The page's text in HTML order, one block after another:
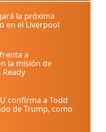
la próxima
en el Liverpool
a
la misión de
Ready
confirma a Todd
de Trump, como